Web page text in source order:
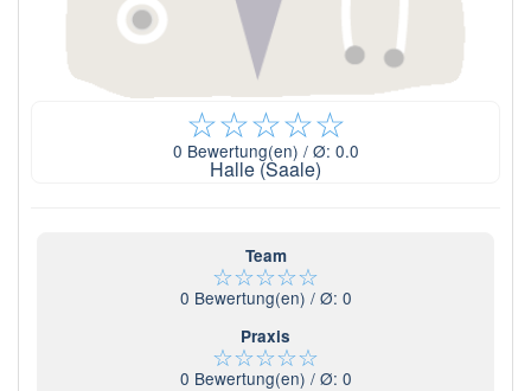
☆☆☆☆☆
0 Bewertung(en) / Ø: 0.0
Halle (Saale)
Team
☆☆☆☆☆
0 Bewertung(en) / Ø: 0
Praxis
☆☆☆☆☆
0 Bewertung(en) / Ø: 0